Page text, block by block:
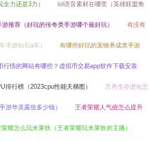
力还是3力） lol语音素材在哪里（英雄联盟角
推荐（好玩的传奇类手游哪个最好玩） 有没有
手游钻石a车） 有哪些好玩的宠物养成类手游
行情的网站有哪些？虚拟币交易app软件下载安装
排行榜（2023cpu性能天梯图） 方舟生存进化怎
游华灵露值多少钱） 王者荣耀人气值怎么提升
荣耀怎么玩米莱狄（王者荣耀玩米莱狄的主播）